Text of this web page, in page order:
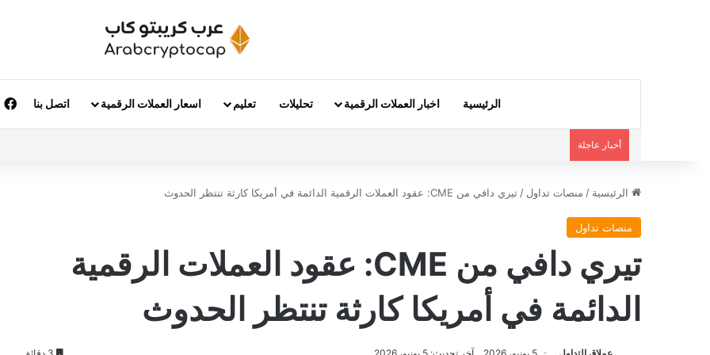
الرئيسية اخبار العملات الرقمية تحليلات تعليم اسعار العملات الرقمية اتصل بنا
أخبار عاجلة
الرئيسية / منصات تداول / تيري دافي من CME: عقود العملات الرقمية الدائمة في أمريكا كارثة تنتظر الحدوث
منصات تداول
تيري دافي من CME: عقود العملات الرقمية
الدائمة في أمريكا كارثة تنتظر الحدوث